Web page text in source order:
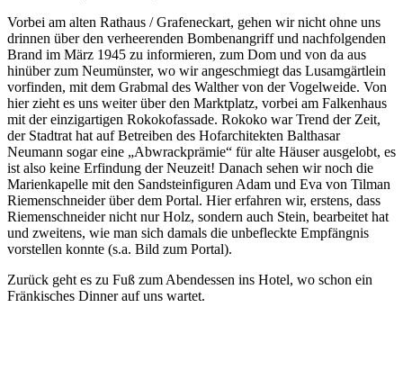
Vorbei am alten Rathaus / Grafeneckart, gehen wir nicht ohne uns
drinnen über den verheerenden Bombenangriff und nachfolgenden
Brand im März 1945 zu informieren, zum Dom und von da aus
hinüber zum Neumünster, wo wir angeschmiegt das Lusamgärtlein
vorfinden, mit dem Grabmal des Walther von der Vogelweide. Von
hier zieht es uns weiter über den Marktplatz, vorbei am Falkenhaus
mit der einzigartigen Rokokofassade. Rokoko war Trend der Zeit,
der Stadtrat hat auf Betreiben des Hofarchitekten Balthasar
Neumann sogar eine „Abwrackprämie“ für alte Häuser ausgelobt, es
ist also keine Erfindung der Neuzeit! Danach sehen wir noch die
Marienkapelle mit den Sandsteinfiguren Adam und Eva von Tilman
Riemenschneider über dem Portal. Hier erfahren wir, erstens, dass
Riemenschneider nicht nur Holz, sondern auch Stein, bearbeitet hat
und zweitens, wie man sich damals die unbefleckte Empfängnis
vorstellen konnte (s.a. Bild zum Portal).
Zurück geht es zu Fuß zum Abendessen ins Hotel, wo schon ein
Fränkisches Dinner auf uns wartet.